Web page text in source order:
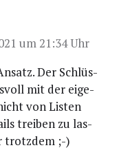
um 21:34 Uhr
Der Schlüs­
mit der eige­
von Lis­ten
trei­ben zu las­
trotzdem ;-)